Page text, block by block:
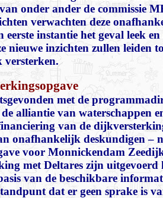
onder ander de commissie
verwachten deze
instantie het geval leek
nieuwe inzichten zullen leiden
met de
alliantie van waterschappen
van de
onafhankelijk deskundigen –
voor Monnickendam
met Deltares zijn uitgevoerd
van de beschikbare
dat er geen sprake is